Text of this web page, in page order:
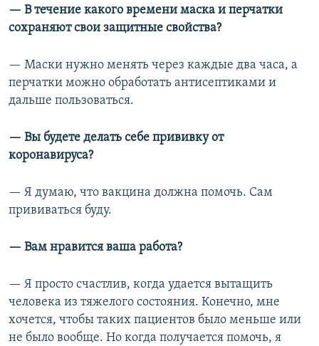
— В течение какого времени маска и перчатки
сохраняют свои защитные свойства?
— Маски нужно менять через каждые два часа, а
перчатки можно обработать антисептиками и
дальше пользоваться.
— Вы будете делать себе прививку от
коронавируса?
— Я думаю, что вакцина должна помочь. Сам
прививаться буду.
— Вам нравится ваша работа?
— Я просто счастлив, когда удается вытащить
человека из тяжелого состояния. Конечно, мне
хочется, чтобы таких пациентов было меньше или
не было вообще. Но когда получается помочь, я